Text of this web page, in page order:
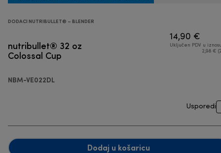
DODACI NUTRIBULLET® – BLENDER
nutribullet® 32 oz
Colossal Cup
NBM-VE022DL
14,90 €
Uključen PDV u
2,98 €
Usporedi
Dodaj u košaricu